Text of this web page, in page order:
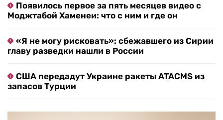
Появилось первое за пять месяцев видео с
Моджтабой Хаменеи: что с ним и где он
«Я не могу рисковать»: сбежавшего из Сирии
главу разведки нашли в России
США передадут Украине ракеты ATACMS из
запасов Турции